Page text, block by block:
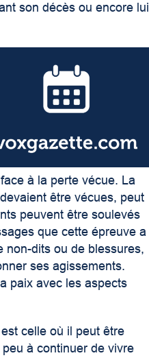
son décès ou encore lui
à la perte vécue. La
être vécues, peut
peuvent être soulevés
que cette épreuve a
non-dits ou de blessures,
ses agissements.
paix avec les aspects
celle où il peut être
à continuer de vivre